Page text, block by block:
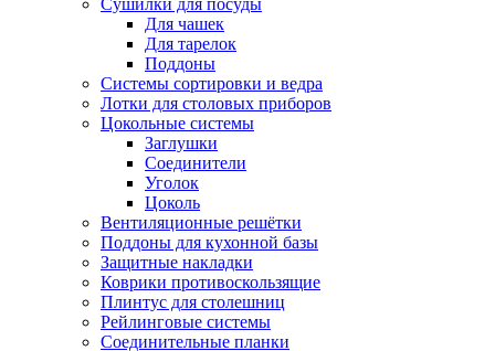
Сушилки для посуды
Для чашек
Для тарелок
Поддоны
Системы сортировки и ведра
Лотки для столовых приборов
Цокольные системы
Заглушки
Соединители
Уголок
Цоколь
Вентиляционные решётки
Поддоны для кухонной базы
Защитные накладки
Коврики противоскользящие
Плинтус для столешниц
Рейлинговые системы
Соединительные планки